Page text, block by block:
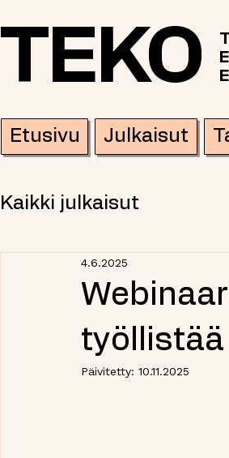
TEKO
Etusivu Julkaisut
Kaikki julkaisut
työllistää
4.6.2025
Päivitetty: 10.11.2025